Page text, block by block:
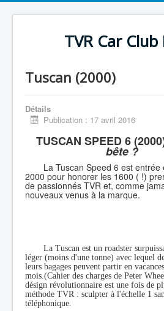
TVR Car Club
Tuscan (2000)
Détails
Publication : 17 avril 2016
TUSCAN SPEED 6
bête ?
La Tuscan Speed 6 est
2000 pour honorer les 1600 ( !)
de passionnés TVR et, comme
nouveaux venus à la marque.
La Tuscan est un roadster
léger (moins d'une tonne) avec lequel
leurs bagages peuvent partir en
mois.(Cahier des charges de Peter
désign révolutionnaire est une fois de
méthode TVR : sculpter à l'échelle 1
téléphonique.